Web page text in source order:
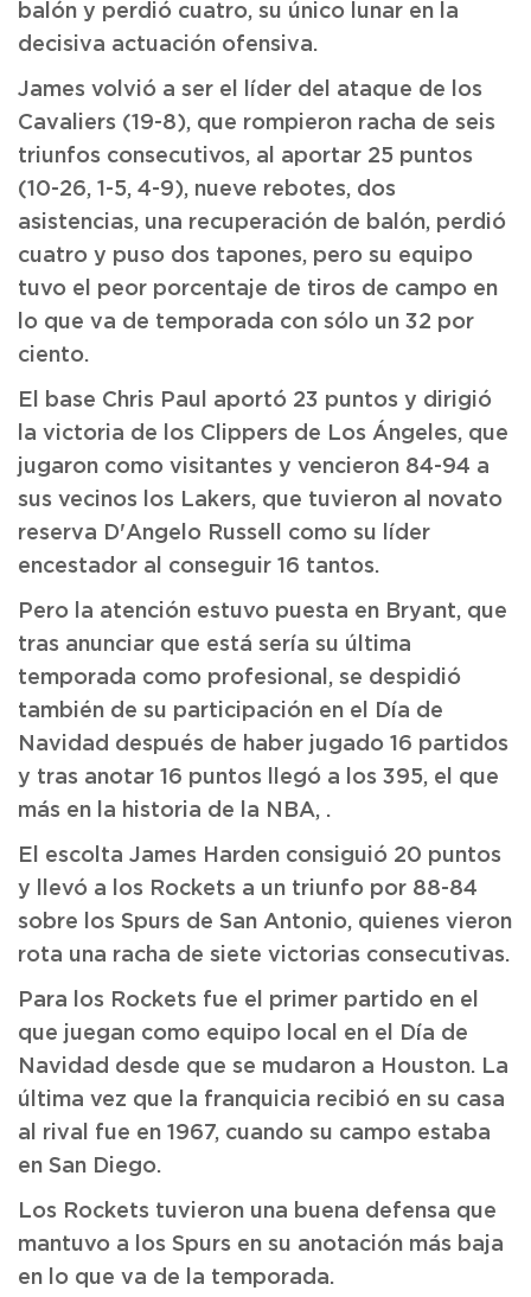
balón y perdió cuatro, su único lunar en la
decisiva actuación ofensiva.
James volvió a ser el líder del ataque de los
Cavaliers (19-8), que rompieron racha de seis
triunfos consecutivos, al aportar 25 puntos
(10-26, 1-5, 4-9), nueve rebotes, dos
asistencias, una recuperación de balón, perdió
cuatro y puso dos tapones, pero su equipo
tuvo el peor porcentaje de tiros de campo en
lo que va de temporada con sólo un 32 por
ciento.
El base Chris Paul aportó 23 puntos y dirigió
la victoria de los Clippers de Los Ángeles, que
jugaron como visitantes y vencieron 84-94 a
sus vecinos los Lakers, que tuvieron al novato
reserva D'Angelo Russell como su líder
encestador al conseguir 16 tantos.
Pero la atención estuvo puesta en Bryant, que
tras anunciar que está sería su última
temporada como profesional, se despidió
también de su participación en el Día de
Navidad después de haber jugado 16 partidos
y tras anotar 16 puntos llegó a los 395, el que
más en la historia de la NBA, .
El escolta James Harden consiguió 20 puntos
y llevó a los Rockets a un triunfo por 88-84
sobre los Spurs de San Antonio, quienes vieron
rota una racha de siete victorias consecutivas.
Para los Rockets fue el primer partido en el
que juegan como equipo local en el Día de
Navidad desde que se mudaron a Houston. La
última vez que la franquicia recibió en su casa
al rival fue en 1967, cuando su campo estaba
en San Diego.
Los Rockets tuvieron una buena defensa que
mantuvo a los Spurs en su anotación más baja
en lo que va de la temporada.